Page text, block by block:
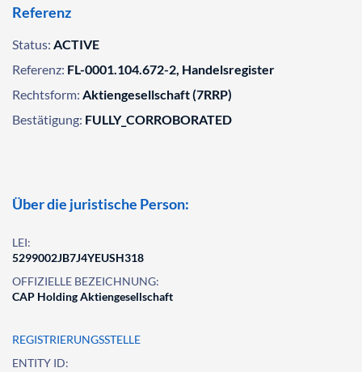
Referenz
Status: ACTIVE
Referenz: FL-0001.104.672-2, Handelsregister
Rechtsform: Aktiengesellschaft (7RRP)
Bestätigung: FULLY_CORROBORATED
Über die juristische Person:
LEI:
5299002JB7J4YEUSH318
OFFIZIELLE BEZEICHNUNG:
CAP Holding Aktiengesellschaft
REGISTRIERUNGSSTELLE
ENTITY ID: